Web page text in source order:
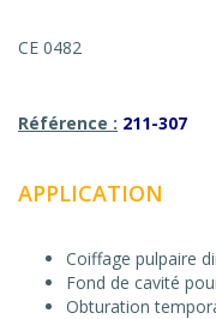
CE 0482
Référence : 211-307
APPLICATION
Coiffage pulpaire
Fond de cavité
Obturation